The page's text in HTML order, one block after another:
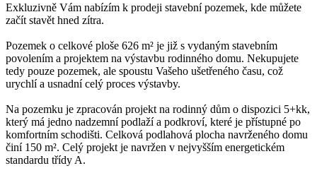
Exkluzivně Vám nabízím k prodeji stavební pozemek, kde můžete
začít stavět hned zítra.
Pozemek o celkové ploše 626 m² je již s vydaným stavebním
povolením a projektem na výstavbu rodinného domu. Nekupujete
tedy pouze pozemek, ale spoustu Vašeho ušetřeného času, což
urychlí a usnadní celý proces výstavby.
Na pozemku je zpracován projekt na rodinný dům o dispozici 5+kk,
který má jedno nadzemní podlaží a podkroví, které je přístupné po
komfortním schodišti. Celková podlahová plocha navrženého domu
činí 150 m². Celý projekt je navržen v nejvyšším energetickém
standardu třídy A.